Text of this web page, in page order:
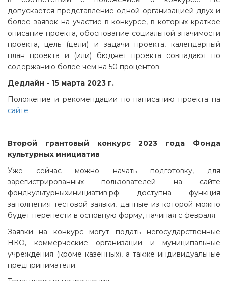
допускается представление одной организацией двух и
более заявок на участие в конкурсе, в которых краткое
описание проекта, обоснование социальной значимости
проекта, цель (цели) и задачи проекта, календарный
план проекта и (или) бюджет проекта совпадают по
содержанию более чем на 50 процентов.
Дедлайн - 15 марта 2023 г.
Положение и рекомендации по написанию проекта на
сайте
Второй грантовый конкурс 2023 года Фонда
культурных инициатив
Уже сейчас можно начать подготовку, для
зарегистрированных пользователей на сайте
фондкультурныхинициатив.рф доступна функция
заполнения тестовой заявки, данные из которой можно
будет перенести в основную форму, начиная с февраля.
Заявки на конкурс могут подать негосударственные
НКО, коммерческие организации и муниципальные
учреждения (кроме казенных), а также индивидуальные
предприниматели.